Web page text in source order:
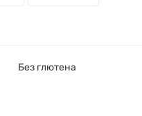
Без глютена